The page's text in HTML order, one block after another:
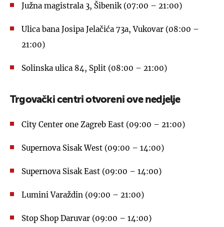
Južna magistrala 3, Šibenik (07:00 – 21:00)
Ulica bana Josipa Jelačića 73a, Vukovar (08:00 –
21:00)
Solinska ulica 84, Split (08:00 – 21:00)
Trgovački centri otvoreni ove nedjelje
City Center one Zagreb East (09:00 – 21:00)
Supernova Sisak West (09:00 – 14:00)
Supernova Sisak East (09:00 – 14:00)
Lumini Varaždin (09:00 – 21:00)
Stop Shop Daruvar (09:00 – 14:00)